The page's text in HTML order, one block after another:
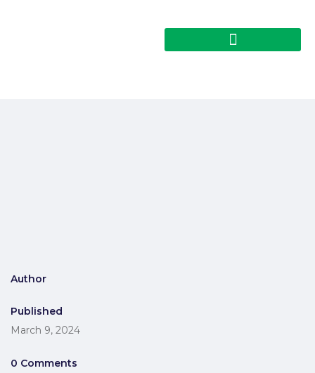
Author
Published
March 9, 2024
0 Comments